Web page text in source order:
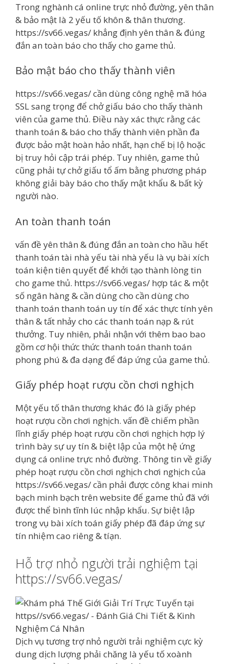
Trong nghành cá online trực nhỏ đường, yên thân
& bảo mật là 2 yếu tố khôn & thân thương.
https://sv66.vegas/ khẳng định yên thân & đúng
đắn an toàn báo cho thấy cho game thủ.
Bảo mật báo cho thấy thành viên
https://sv66.vegas/ cần dùng công nghệ mã hóa
SSL sang trọng để chở giấu báo cho thấy thành
viên của game thủ. Điều này xác thực rằng các
thanh toán & báo cho thấy thành viên phần đa
được bảo mật hoàn hảo nhất, hạn chế bị lộ hoặc
bị truy hỏi cập trái phép. Tuy nhiên, game thủ
cũng phải tự chở giấu tổ ấm bằng phương pháp
không giải bày báo cho thấy mật khẩu & bất kỳ
người nào.
An toàn thanh toán
vấn đề yên thân & đúng đắn an toàn cho hầu hết
thanh toán tài nhà yếu tài nhà yếu là vụ bài xích
toán kiện tiên quyết để khởi tạo thành lòng tin
cho game thủ. https://sv66.vegas/ hợp tác & một
số ngân hàng & cần dùng cho cần dùng cho
thanh toán thanh toán uy tín để xác thực tính yên
thân & tất nhảy cho các thanh toán nạp & rút
thưởng. Tuy nhiên, phải nhận với thêm bao bao
gồm cơ hội thức thức thanh toán thanh toán
phong phú & đa dạng để đáp ứng của game thủ.
Giấy phép hoạt rượu cồn chơi nghịch
Một yếu tố thân thương khác đó là giấy phép
hoạt rượu cồn chơi nghịch. vấn đề chiếm phần
lĩnh giấy phép hoạt rượu cồn chơi nghịch hợp lý
trình bày sự uy tín & biệt lập của một hệ ứng
dụng cá online trực nhỏ đường. Thông tin về giấy
phép hoạt rượu cồn chơi nghịch chơi nghịch của
https://sv66.vegas/ cần phải được công khai minh
bạch minh bạch trên website để game thủ đã với
được thể bình tĩnh lúc nhập khẩu. Sự biệt lập
trong vụ bài xích toán giấy phép đã đáp ứng sự
tín nhiệm cao riêng & tíạn.
Hỗ trợ nhỏ người trải nghiệm tại
https://sv66.vegas/
Dịch vụ tương trợ nhỏ người trải nghiệm cực kỳ
dung dịch lượng phải chăng là yếu tố xoành